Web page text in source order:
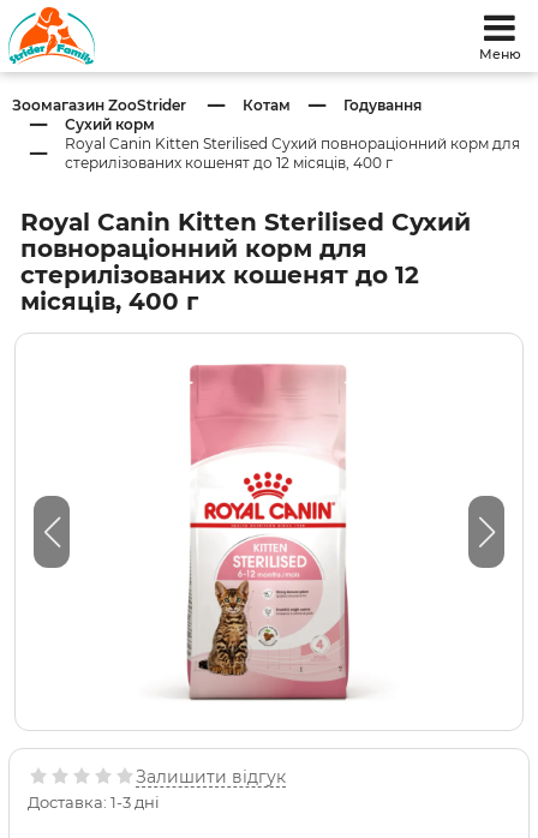
Меню
Зоомагазин ZooStrider Котам
Годування
Сухий корм
Royal Canin Kitten Sterilised Сухий повнораціонний корм для
стерилізованих кошенят до 12 місяців, 400 г
Royal Canin Kitten Sterilised Сухий
повнораціонний корм для
стерилізованих кошенят до 12
місяців, 400 г
Залишити відгук
Доставка: 1-3 дні